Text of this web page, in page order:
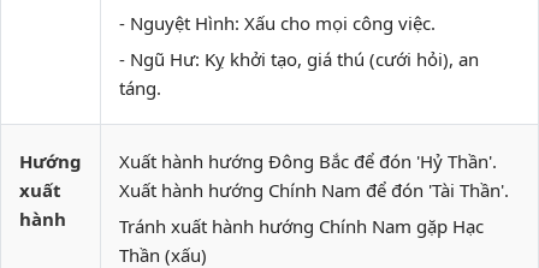
- Nguyệt Hình: Xấu cho mọi công việc.
- Ngũ Hư: Kỵ khởi tạo, giá thú (cưới hỏi), an
táng.
Hướng
xuất
hành
Xuất hành hướng Đông Bắc để đón 'Hỷ Thần'.
Xuất hành hướng Chính Nam để đón 'Tài Thần'.
Tránh xuất hành hướng Chính Nam gặp Hạc
Thần (xấu)